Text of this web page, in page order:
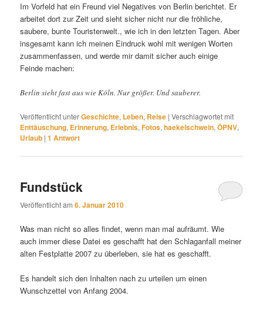
Im Vorfeld hat ein Freund viel Negatives von Berlin berichtet. Er
arbeitet dort zur Zeit und sieht sicher nicht nur die fröhliche,
saubere, bunte Touristenwelt., wie ich in den letzten Tagen. Aber
insgesamt kann ich meinen Eindruck wohl mit wenigen Worten
zusammenfassen, und werde mir damit sicher auch einige
Feinde machen:
Berlin sieht fast aus wie Köln. Nur größer. Und sauberer.
Veröffentlicht unterGeschichte, Leben, Reise |Verschlagwortet mit
Enttäuschung, Erinnerung, Erlebnis,Fotos,haekelschwein,ÖPNV,
Urlaub |1 Antwort
Fundstück
Veröffentlicht am6. Januar 2010
Was man nicht so alles findet, wenn man mal aufräumt. Wie
auch immer diese Datei es geschafft hat den Schlaganfall meiner
alten Festplatte 2007 zu überleben, sie hat es geschafft.
Es handelt sich den Inhalten nach zu urteilen um einen
Wunschzettel von Anfang 2004.